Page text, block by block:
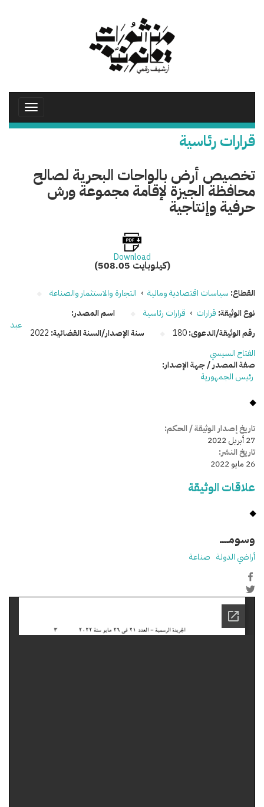
Toggle
قرارات رئاسية
تخصيص أرض بالواحات البحرية لصالح
محافظة الجيزة لإقامة مجموعة ورش
حرفية وإنتاجية
Download
(508.05 كيلوبايت)
القطاع: سياسات اقتصادية ومالية › التجارة والاستثمار والصناعة
نوع الوثيقة: قرارات › قرارات رئاسية
رقم الوثيقة/الدعوى:180 سنة الإصدار/السنة القضائية: 2022
اسم المصدر:
عبد
الفتاح السيسي
صفة المصدر / جهة الإصدار:
رئيس الجمهورية
تاريخ إصدار الوثيقة / الحكم:
27 أبريل 2022
تاريخ النشر:
26 مايو 2022
علاقات الوثيقة
وسومـــــ
أراضي الدولة صناعة